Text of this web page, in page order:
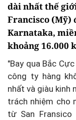
dài nhất thế
Francisco (Mỹ)
Karnataka,
khoảng 16.000
"Bay qua Bắc
công ty hàng
nhất và giàu kinh
trách nhiệm cho
từ San Fransico